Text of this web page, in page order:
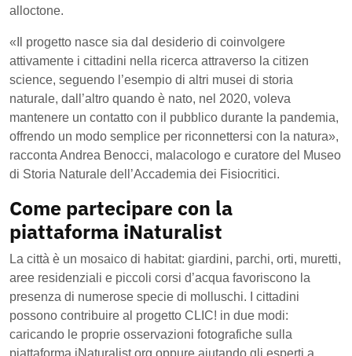
alloctone.
« Il progetto nasce sia dal desiderio di coinvolgere
attivamente i cittadini nella ricerca attraverso la citizen
science, seguendo l’esempio di altri musei di storia
naturale, dall’altro quando è nato, nel 2020, voleva
mantenere un contatto con il pubblico durante la pandemia,
offrendo un modo semplice per riconnettersi con la natura»,
racconta Andrea Benocci, malacologo e curatore del Museo
di Storia Naturale dell’Accademia dei Fisiocritici.
Come partecipare con la
piattaforma iNaturalist
La città è un mosaico di habitat: giardini, parchi, orti, muretti,
aree residenziali e piccoli corsi d’acqua favoriscono la
presenza di numerose specie di molluschi. I cittadini
possono contribuire al progetto CLIC! in due modi:
caricando le proprie osservazioni fotografiche sulla
piattaforma iNaturalist.org oppure aiutando gli esperti a